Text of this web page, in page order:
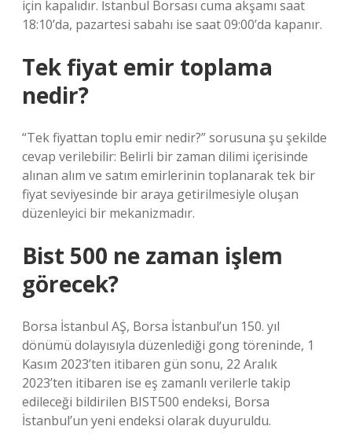
için kapalıdır. İstanbul Borsası cuma akşamı saat
18:10’da, pazartesi sabahı ise saat 09:00’da kapanır.
Tek fiyat emir toplama
nedir?
“Tek fiyattan toplu emir nedir?” sorusuna şu şekilde
cevap verilebilir: Belirli bir zaman dilimi içerisinde
alınan alım ve satım emirlerinin toplanarak tek bir
fiyat seviyesinde bir araya getirilmesiyle oluşan
düzenleyici bir mekanizmadır.
Bist 500 ne zaman işlem
görecek?
Borsa İstanbul AŞ, Borsa İstanbul’un 150. yıl
dönümü dolayısıyla düzenlediği gong töreninde, 1
Kasım 2023’ten itibaren gün sonu, 22 Aralık
2023’ten itibaren ise eş zamanlı verilerle takip
edileceği bildirilen BIST500 endeksi, Borsa
İstanbul’un yeni endeksi olarak duyuruldu.